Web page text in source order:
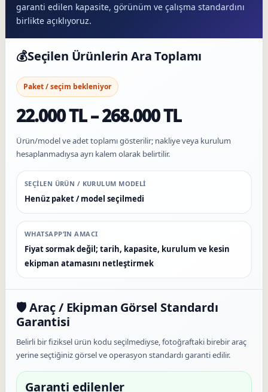
garanti edilen kapasite, görünüm ve çalışma standardını
birlikte açıklıyoruz.
💰Seçilen Ürünlerin Ara Toplamı
Paket / seçim bekleniyor
22.000 TL – 268.000 TL
Ürün/model ve adet toplamı gösterilir; nakliye veya kurulum
hesaplanmadıysa ayrı kalem olarak belirtilir.
SEÇILEN ÜRÜN / KURULUM MODELI
Henüz paket / model seçilmedi
WHATSAPP’IN AMACI
Fiyat sormak değil; tarih, kapasite, kurulum ve kesin
ekipman atamasını netleştirmek
🛡️ Araç / Ekipman Görsel Standardı
Garantisi
Belirli bir fiziksel ürün kodu seçilmediyse, fotoğraftaki birebir araç
yerine seçtiğiniz görsel ve operasyon standardı garanti edilir.
Garanti edilenler